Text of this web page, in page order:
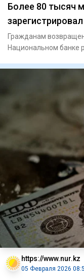
Более 80 тысяч
Гражданам
Национальном банке
https://www.nur.kz
05 Февраля 2026